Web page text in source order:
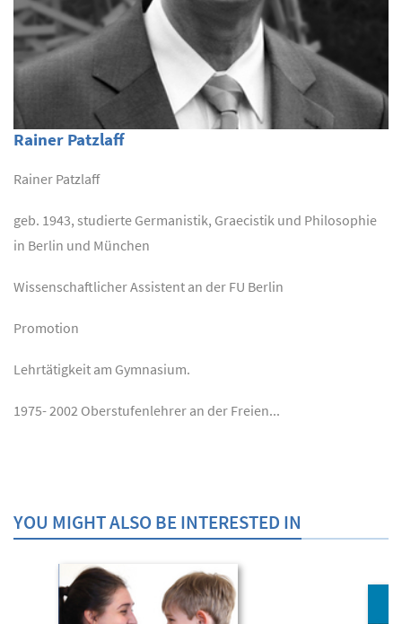
Rainer Patzlaff
Rainer Patzlaff
geb. 1943, studierte Germanistik, Graecistik und Philosophie
in Berlin und München
Wissenschaftlicher Assistent an der FU Berlin
Promotion
Lehrtätigkeit am Gymnasium.
1975- 2002 Oberstufenlehrer an der Freien...
YOU MIGHT ALSO BE INTERESTED IN